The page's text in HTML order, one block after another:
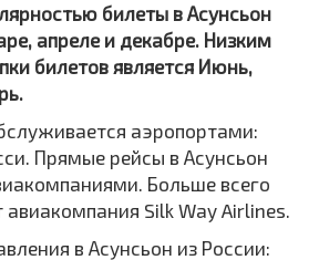
билеты в Асунсьон
апреле и декабре. Низким
билетов является Июнь,
аэропортами:
Прямые рейсы в Асунсьон
Больше всего
авиакомпания Silk Way Airlines.
в Асунсьон из России: